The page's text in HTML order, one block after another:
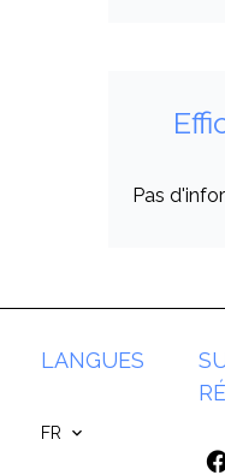
Pas
LANGUES
FR